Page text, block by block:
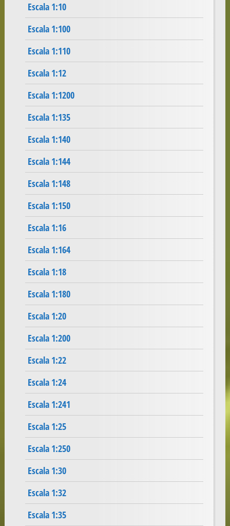
Escala 1:10
Escala 1:100
Escala 1:110
Escala 1:12
Escala 1:1200
Escala 1:135
Escala 1:140
Escala 1:144
Escala 1:148
Escala 1:150
Escala 1:16
Escala 1:164
Escala 1:18
Escala 1:180
Escala 1:20
Escala 1:200
Escala 1:22
Escala 1:24
Escala 1:241
Escala 1:25
Escala 1:250
Escala 1:30
Escala 1:32
Escala 1:35